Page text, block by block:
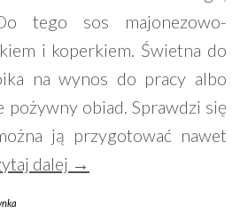
tego sos majonezowo-
i koperkiem. Świetna do
na wynos do pracy albo
pożywny obiad. Sprawdzi się
ją przygotować nawet
dalej →